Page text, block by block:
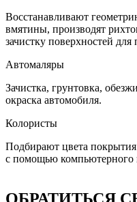
Восстанавливают
вмятины, производят
зачистку поверхностей
Автомаляры
Зачистка, грунтовка,
окраска автомобиля.
Колористы
Подбирают цвета
с помощью компьютерного
ОБРАТИТЬСЯ